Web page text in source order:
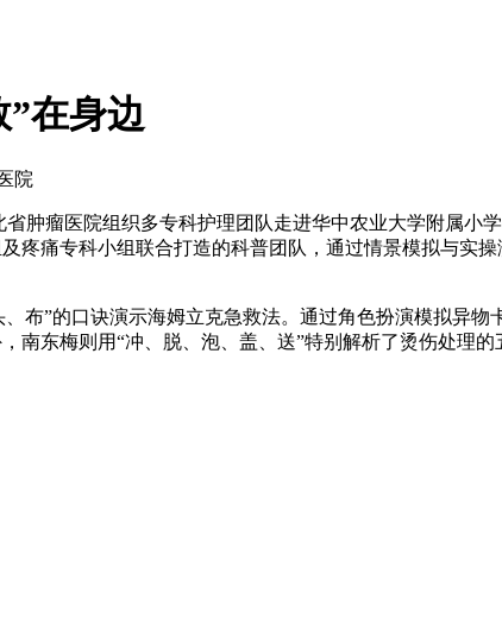
”在身边
院
肿瘤医院组织多专科护理团队走进华中农业大学附属小
疼痛专科小组联合打造的科普团队，通过情景模拟与实
布”的口诀演示海姆立克急救法。通过角色扮演模拟异
南东梅则用“冲、脱、泡、盖、送”特别解析了烫伤处理的